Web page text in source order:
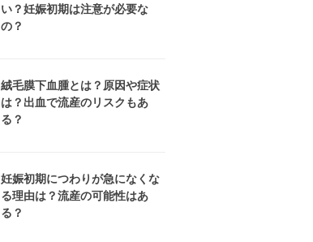
い？妊娠初期は注意が必要な
の？
絨毛膜下血腫とは？原因や症状
は？出血で流産のリスクもあ
る？
妊娠初期につわりが急になくな
る理由は？流産の可能性はあ
る？